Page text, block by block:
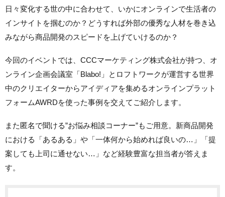
日々変化する世の中に合わせて、いかにオンラインで生活者の
インサイトを掴むのか？どうすれば外部の優秀な人材を巻き込
みながら商品開発のスピードを上げていけるのか？
今回のイベントでは、CCCマーケティング株式会社が持つ、オ
ンライン企画会議室「Blabo!」とロフトワークが運営する世界
中のクリエイターからアイディアを集めるオンラインプラット
フォームAWRDを使った事例を交えてご紹介します。
また匿名で聞ける”お悩み相談コーナー”もご用意。新商品開発
における「あるある」や「一体何から始めれば良いの…」「提
案しても上司に通せない…」など経験豊富な担当者が答えま
す。